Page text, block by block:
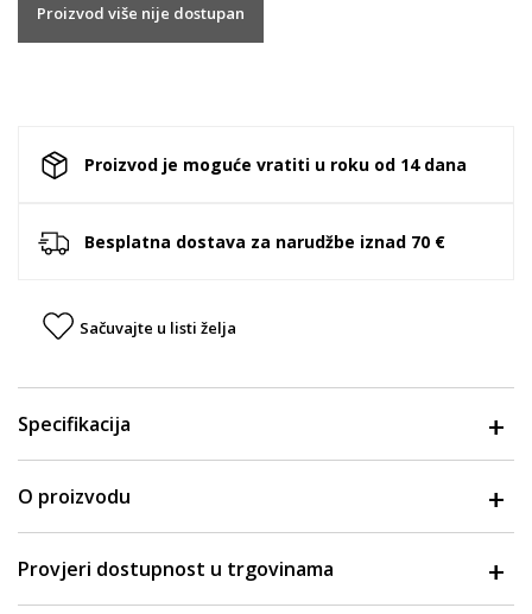
Proizvod više nije dostupan
Proizvod je moguće vratiti u roku od 14 dana
Besplatna dostava za narudžbe iznad 70 €
Sačuvajte u listi želja
Specifikacija
O proizvodu
Provjeri dostupnost u trgovinama